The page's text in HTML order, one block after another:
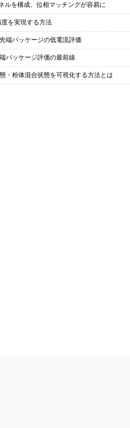
ルを構成、位相マッチングが容易に
を実現する方法
端パッケージの低電流評価
パッケージ評価の最前線
・粉体混合状態を可視化する方法とは